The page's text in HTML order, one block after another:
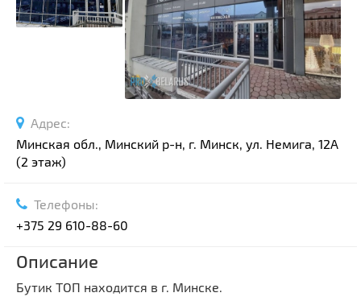
Адрес:
Минская обл., Минский р-н, г. Минск, ул. Немига, 12А
(2 этаж)
Телефоны:
+375 29 610-88-60
Описание
Бутик ТОП находится в г. Минске.